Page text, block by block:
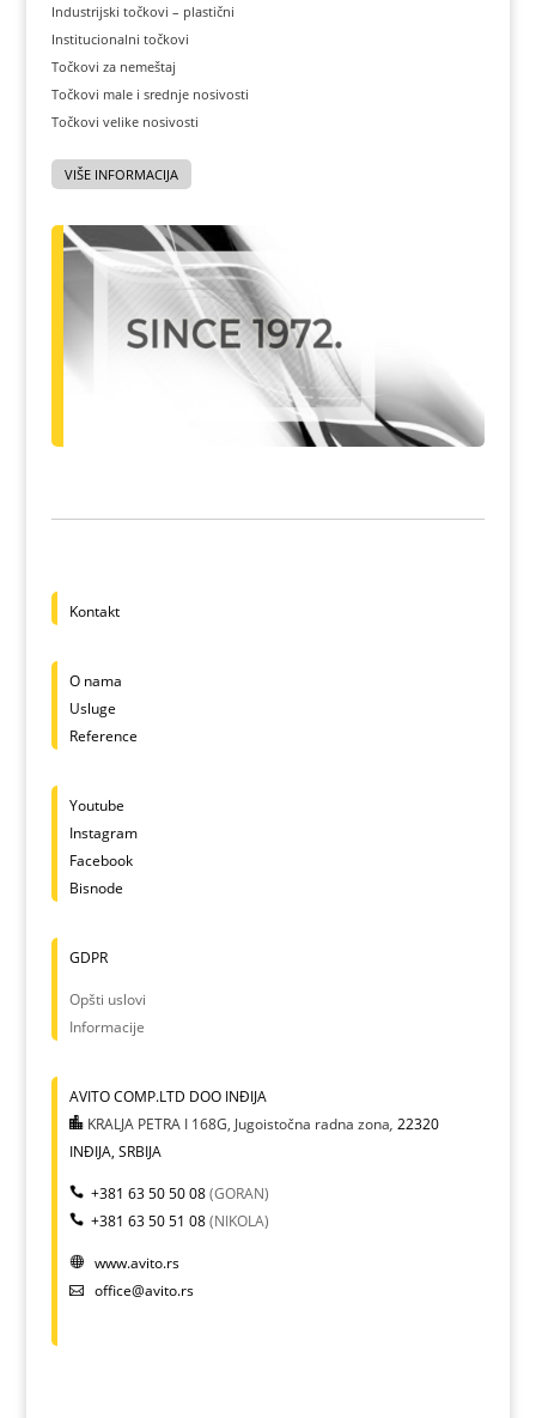
Industrijski točkovi – plastični
Institucionalni točkovi
Točkovi za nemeštaj
Točkovi male i srednje nosivosti
Točkovi velike nosivosti
VIŠE INFORMACIJA
Kontakt
O nama
Usluge
Reference
Youtube
Instagram
Facebook
Bisnode
GDPR
Opšti uslovi
Informacije
AVITO COMP.LTD DOO INĐIJA
KRALJA PETRA I 168G, Jugoistočna radna zona, 22320
INĐIJA, SRBIJA
+381 63 50 50 08(GORAN)
+381 63 50 51 08(NIKOLA)
www.avito.rs
office@avito.rs